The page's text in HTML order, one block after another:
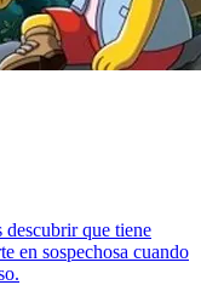
descubrir que tiene
en sospechosa cuando